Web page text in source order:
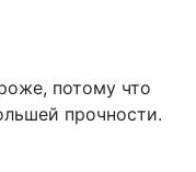
потому что
прочности.